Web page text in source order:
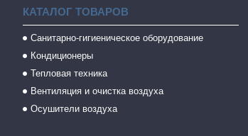
КАТАЛОГ ТОВАРОВ
Санитарно-гигиеническое оборудование
Кондиционеры
Тепловая техника
Вентиляция и очистка воздуха
Осушители воздуха